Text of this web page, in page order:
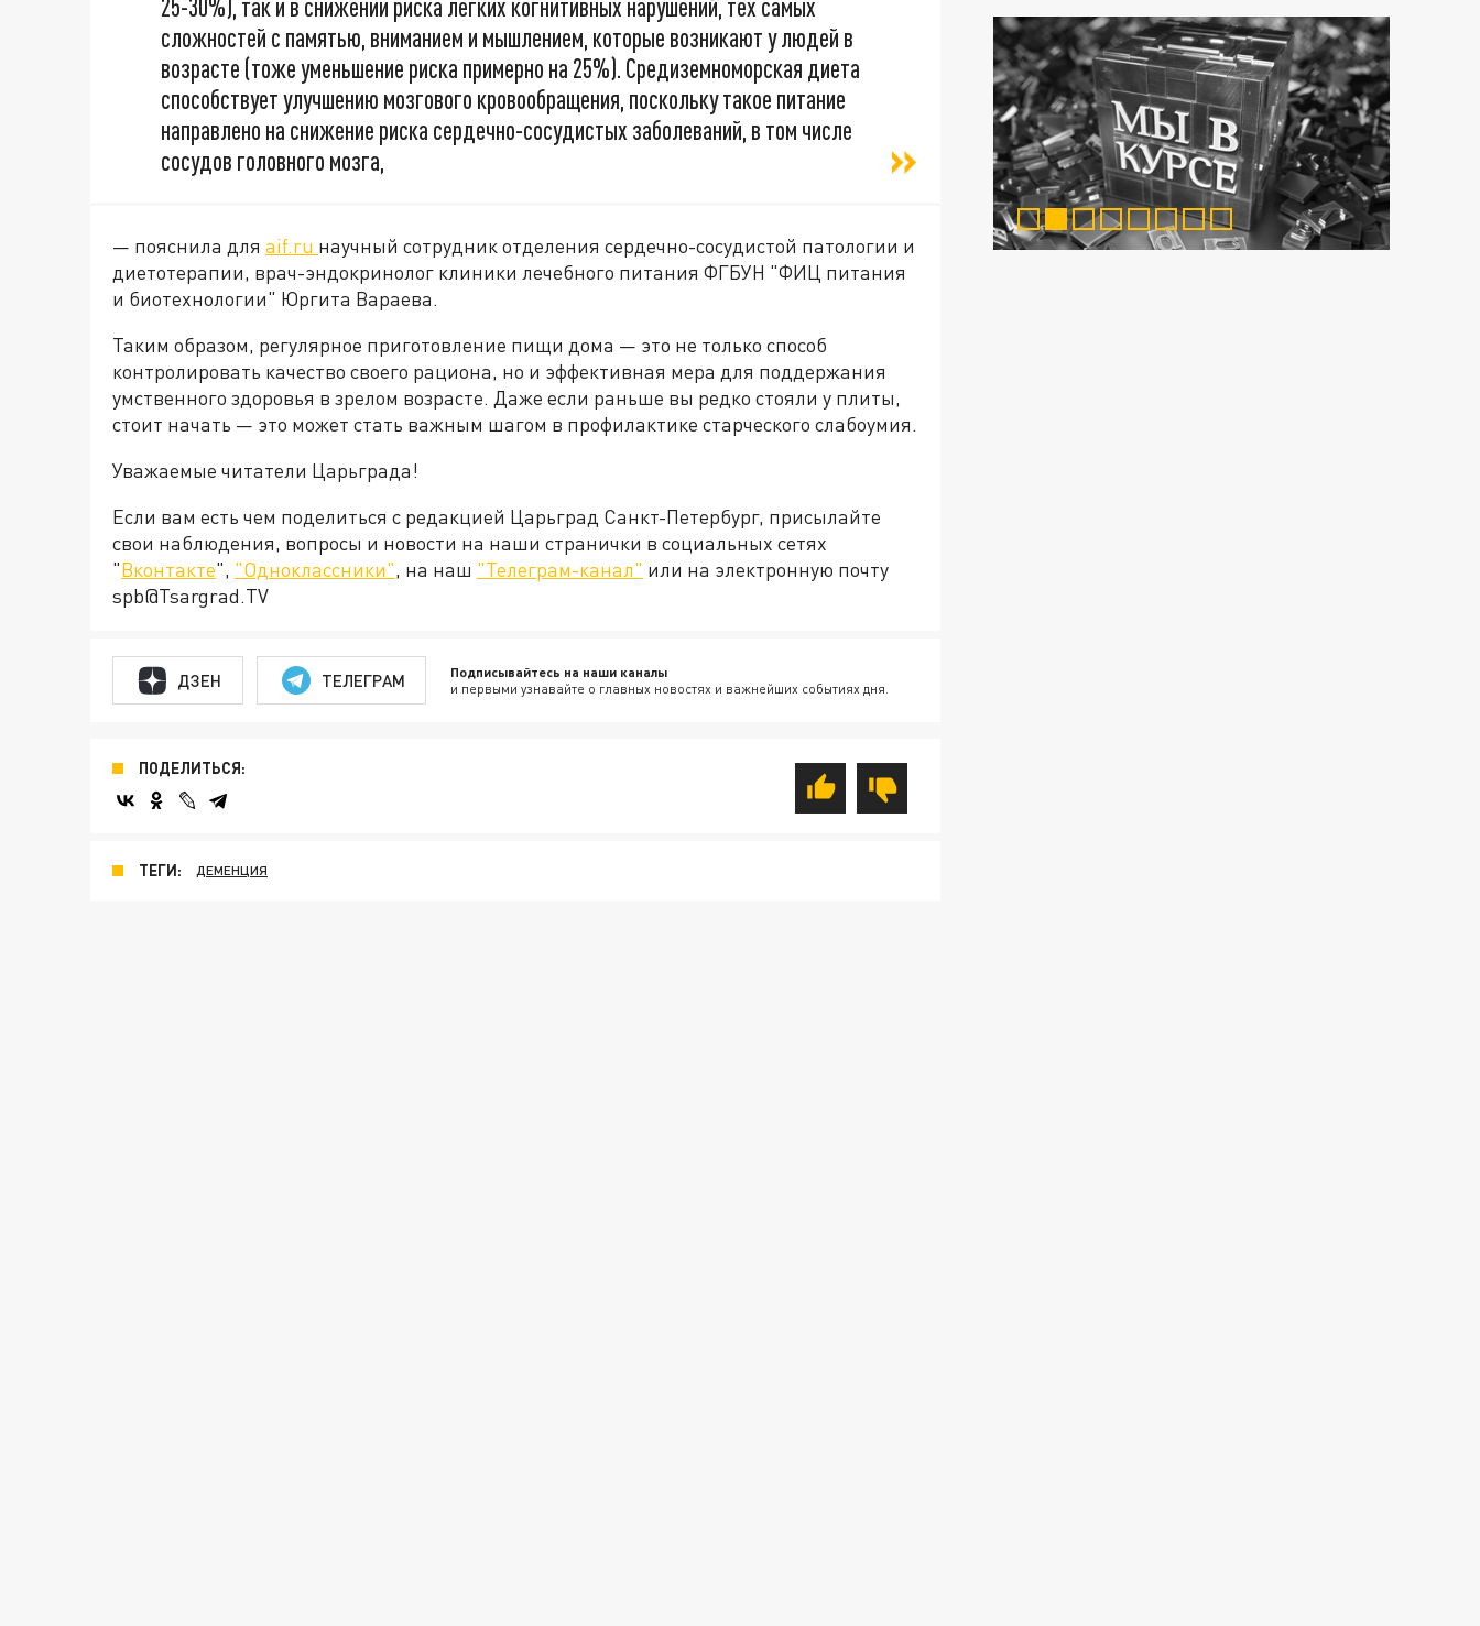
25-30%), так и в снижении риска легких когнитивных нарушений, тех самых
сложностей с памятью, вниманием и мышлением, которые возникают у людей в
возрасте (тоже уменьшение риска примерно на 25%). Средиземноморская диета
способствует улучшению мозгового кровообращения, поскольку такое питание
направлено на снижение риска сердечно-сосудистых заболеваний, в том числе
сосудов головного мозга,
— пояснила для aif.ru научный сотрудник отделения сердечно-сосудистой патологии и
диетотерапии, врач-эндокринолог клиники лечебного питания ФГБУН "ФИЦ питания
и биотехнологии" Юргита Вараева.
Таким образом, регулярное приготовление пищи дома — это не только способ
контролировать качество своего рациона, но и эффективная мера для поддержания
умственного здоровья в зрелом возрасте. Даже если раньше вы редко стояли у плиты,
стоит начать — это может стать важным шагом в профилактике старческого слабоумия.
Уважаемые читатели Царьграда!
Если вам есть чем поделиться с редакцией Царьград Санкт-Петербург, присылайте
свои наблюдения, вопросы и новости на наши странички в социальных сетях
"Вконтакте", "Одноклассники", на наш "Телеграм-канал" или на электронную почту
spb@Tsargrad.TV
ДЗЕН ТЕЛЕГРАМ Подписывайтесь на наши каналы
и первыми узнавайте о главных новостях и важнейших событиях дня.
ПОДЕЛИТЬСЯ:
ТЕГИ: ДЕМЕНЦИЯ